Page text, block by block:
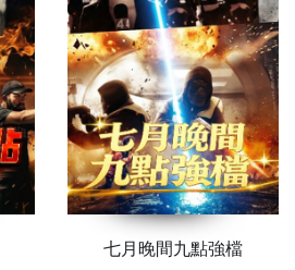
七月晚間九點強檔